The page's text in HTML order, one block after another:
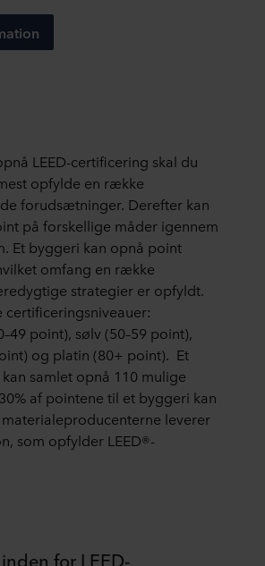
LEED-certificering skal du
opfylde en række
forudsætninger. Derefter kan
på forskellige måder igennem
Et byggeri kan opnå point
omfang en række
strategier er opfyldt.
certificeringsniveauer:
point), sølv (50–59 point),
og platin (80+ point). Et
samlet opnå 110 mulige
af pointene til et byggeri kan
leverer
som opfylder LEED®-
for LEED-